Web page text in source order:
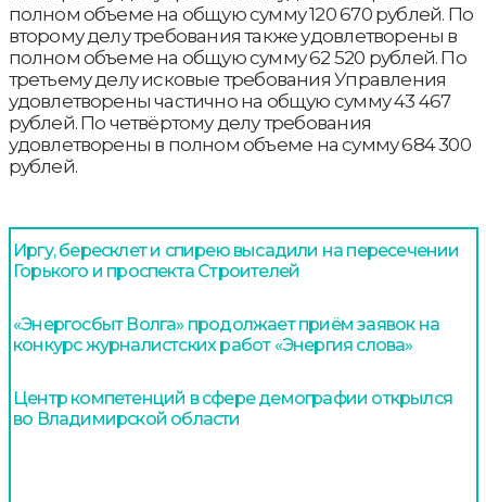
полном объеме на общую сумму 120 670 рублей. По
второму делу требования также удовлетворены в
полном объеме на общую сумму 62 520 рублей. По
третьему делу исковые требования Управления
удовлетворены частично на общую сумму 43 467
рублей. По четвёртому делу требования
удовлетворены в полном объеме на сумму 684 300
рублей.
Иргу, бересклет и спирею высадили на пересечении
Горького и проспекта Строителей
«Энергосбыт Волга» продолжает приём заявок на
конкурс журналистских работ «Энергия слова»
Центр компетенций в сфере демографии открылся
во Владимирской области